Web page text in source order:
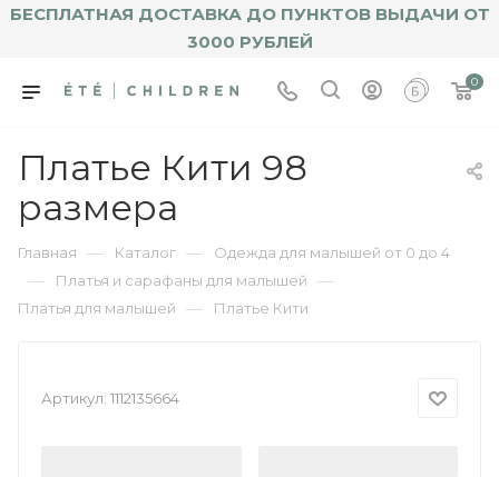
БЕСПЛАТНАЯ ДОСТАВКА ДО ПУНКТОВ ВЫДАЧИ ОТ
3000 РУБЛЕЙ
0
Платье Кити 98
размера
Главная — Каталог — Одежда для малышей от 0 до 4
— Платья и сарафаны для малышей —
Платья для малышей — Платье Кити
Артикул: 1112135664